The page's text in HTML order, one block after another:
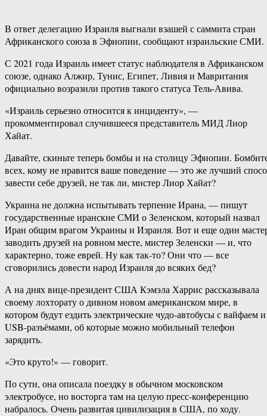
В ответ делегацию Израиля выгнали взашей с саммита стран
Африканского союза в Эфиопии, сообщают израильские СМИ.
С 2021 года Израиль имеет статус наблюдателя в Африканском
союзе, однако Алжир, Тунис, Египет, Ливия и Мавритания
официально возразили против такого статуса Тель-Авива.
«Израиль серьезно относится к инциденту», —
прокомментировал случившееся представитель МИД Лиор
Хайат.
Давайте, скиньте теперь бомбы и на столицу Эфиопии.
всех, кому не нравится ваше поведение — это же лучший
завести себе друзей, не так ли, мистер Лиор Хайат?
Украина не должна испытывать терпение Ирана, — пишут
государственные иранские СМИ о Зеленском, который назвал
Иран общим врагом Украины и Израиля. Вот и еще один
заводить друзей на ровном месте, мистер Зеленски — и, что
характерно, тоже еврей. Ну как так-то? Они что — все
сговорились довести народ Израиля до всяких бед?
А на днях вице-президент США Кэмэла Харрис рассказывала
своему лохторату о дивном новом американском мире, в
котором будут ездить электрические чудо-автобусы с вайфаем и
USB-разъёмами, об которые можно мобильный телефон
зарядить.
«Это круто!» — говорит.
По сути, она описала поездку в обычном московском
электробусе, но восторга там на целую пресс-конференцию
набралось. Очень развитая цивилизация в США, по ходу.